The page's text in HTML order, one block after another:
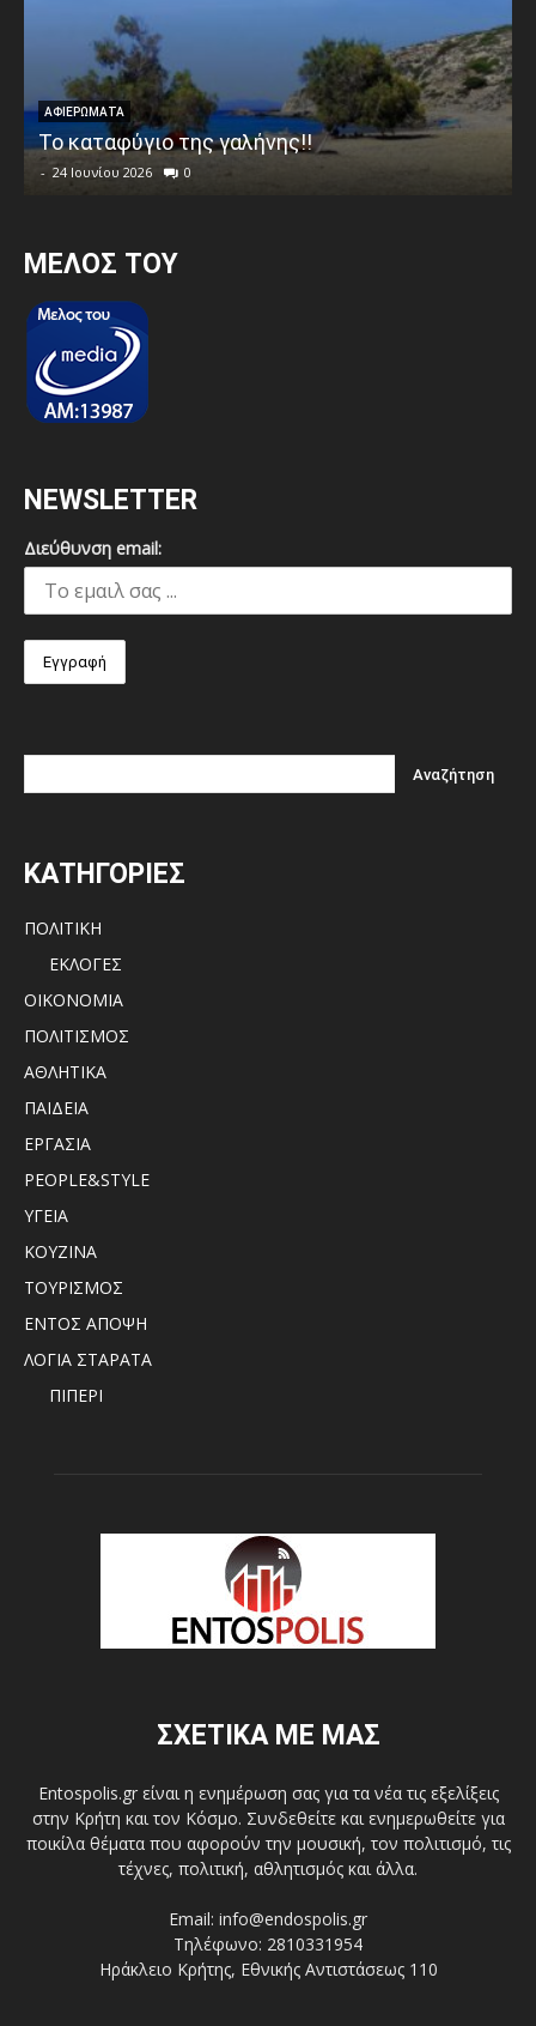
ΑΦΙΕΡΩΜΑΤΑ
Το καταφύγιο της γαλήνης!!
- 24 Ιουνίου 2026 0
MEΛΟΣ ΤΟΥ
NEWSLETTER
Διεύθυνση email:
ΚΑΤΗΓΟΡΙΕΣ
ΠΟΛΙΤΙΚΗ
ΕΚΛΟΓΕΣ
ΟΙΚΟΝΟΜΙΑ
ΠΟΛΙΤΙΣΜΟΣ
ΑΘΛΗΤΙΚΑ
ΠΑΙΔΕΙΑ
ΕΡΓΑΣΙΑ
PEOPLE&STYLE
ΥΓΕΙΑ
ΚΟΥΖΙΝΑ
ΤΟΥΡΙΣΜΟΣ
ΕΝΤΟΣ ΑΠΟΨΗ
ΛΟΓΙΑ ΣΤΑΡΑΤΑ
ΠΙΠΕΡΙ
ΣΧΕΤΙΚΑ ΜΕ ΜΑΣ
Entospolis.gr είναι η ενημέρωση σας για τα νέα τις εξελίξεις
στην Κρήτη και τον Κόσμο. Συνδεθείτε και ενημερωθείτε για
ποικίλα θέματα που αφορούν την μουσική, τον πολιτισμό, τις
τέχνες, πολιτική, αθλητισμός και άλλα.
Email: info@endospolis.gr
Τηλέφωνο: 2810331954
Ηράκλειο Κρήτης, Εθνικής Αντιστάσεως 110